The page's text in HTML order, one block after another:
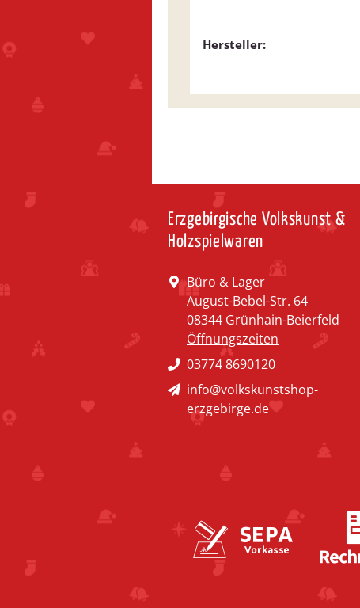
Hersteller:
Erzgebirgische Volkskunst &
Holzspielwaren
Büro & Lager
August-Bebel-Str. 64
08344 Grünhain-Beierfeld
Öffnungszeiten
03774 8690120
info@volkskunstshop-
erzgebirge.de